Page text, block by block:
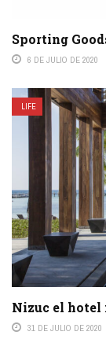
Sporting
6 DE JULIO DE 2020
LIFE
Nizuc el hotel
31 DE JULIO DE 2020